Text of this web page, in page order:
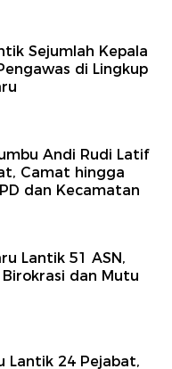
Sejumlah Kepala
di Lingkup
Andi Rudi Latif
Camat hingga
dan Kecamatan
Lantik 51 ASN,
dan Mutu
Lantik 24 Pejabat,